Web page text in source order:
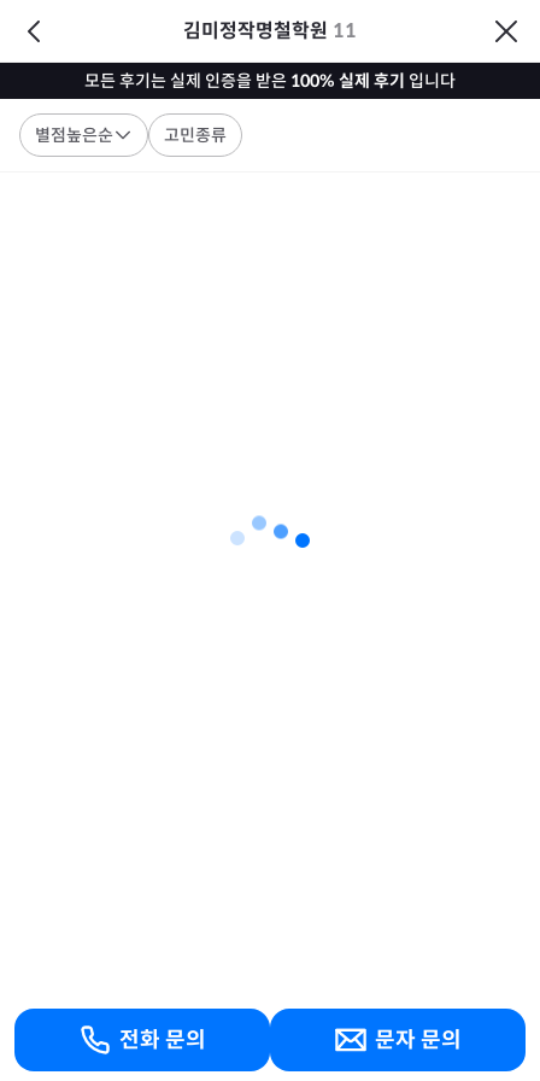
김미정작명철학원 11
모든 후기는 실제 인증을 받은 100% 실제 후기 입니다
별점높은순 고민종류
전화 문의 문자 문의